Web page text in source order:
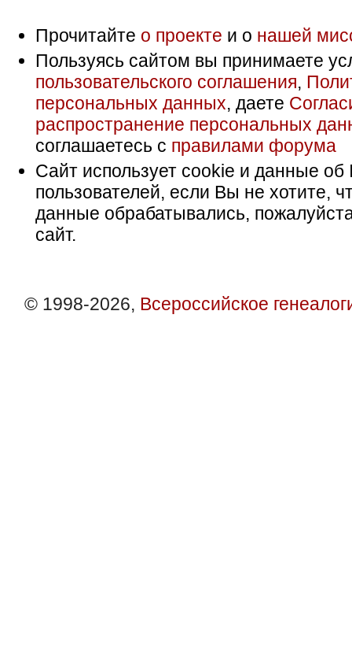
Прочитайте о проекте и о нашей
Пользуясь сайтом вы принимаете
пользовательского соглашения,
персональных данных, даете
распространение персональных
соглашаетесь с правилами форума
Сайт использует cookie и данные об
пользователей, если Вы не хотите,
данные обрабатывались,
сайт.
© 1998-2026, Всероссийское